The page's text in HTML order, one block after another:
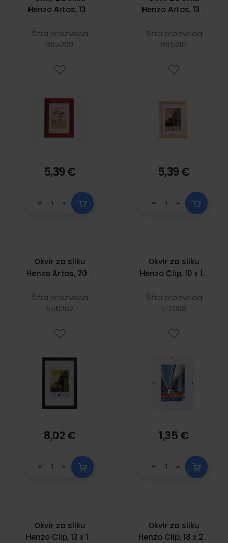
Henzo Artos, 13 x
crveni
Šifra proizvoda
995209
5,39 €
Henzo Artos, 13 x
natur
Šifra proizvoda
995210
5,39 €
Okvir za sliku
Henzo Artos, 20 x
Šifra proizvoda
550262
8,02 €
Okvir za sliku
Henzo Clip, 10 x 15
Šifra proizvoda
512968
1,35 €
Okvir za sliku
Henzo Clip, 13 x 18
Okvir za sliku
Henzo Clip, 18 x 24